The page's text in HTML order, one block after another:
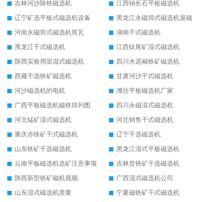
吉林河沙除铁磁选机
江西钠长石平板磁选机
辽宁矿选平板式磁选机设备
黑龙江永磁筒式磁选机退磁
河南永磁筒式磁选机筒瓦
湖南干式磁选机
黑龙江干式磁选机
江西钛尾矿湿式磁选机
陕西实验用室湿式磁选机
四川水选褐铁矿磁选机
西藏干选铁矿磁选机
甘肃河沙干式磁选机
河沙磁选机的电机
潍坊平板磁选机厂家
广西平板磁选机磁铁排列图
四川永磁湿式磁选机
河北锰矿湿式磁选机
河北销售干式磁选机
重庆赤铁矿干式磁选机
辽宁干选磁选机
山东铁矿干选磁选机
黑龙江湿式平板磁选机
云南平板磁选机选矿注意事项
吉林贫铁矿干选磁选机
陕西新型铁矿磁机视频
广西湿式磁选机公司
山东湿式磁选机质量
宁夏磁铁矿干式磁选机